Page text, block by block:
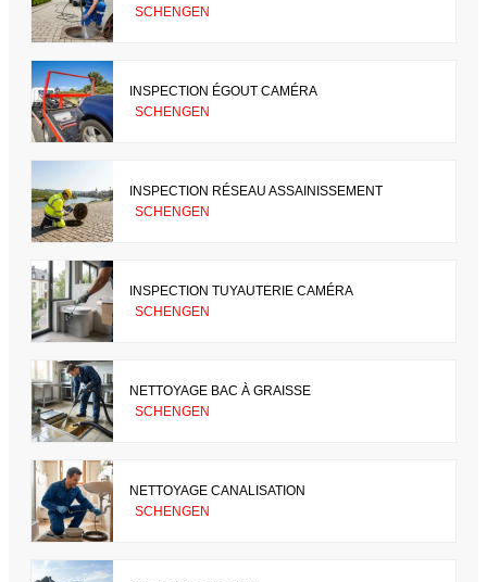
SCHENGEN
INSPECTION ÉGOUT CAMÉRA
SCHENGEN
INSPECTION RÉSEAU ASSAINISSEMENT
SCHENGEN
INSPECTION TUYAUTERIE CAMÉRA
SCHENGEN
NETTOYAGE BAC À GRAISSE
SCHENGEN
NETTOYAGE CANALISATION
SCHENGEN